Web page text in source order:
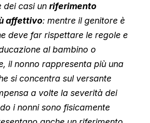
casi un riferimento
affettivo: mentre il genitore è
deve far rispettare le regole e
al bambino o
il nonno rappresenta più una
si concentra sul versante
a volte la severità dei
i nonni sono fisicamente